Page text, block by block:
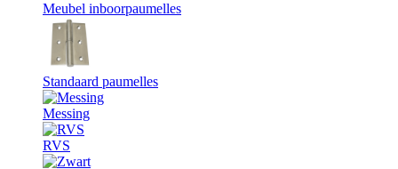
Meubel inboorpaumelles
Standaard paumelles
Messing
RVS